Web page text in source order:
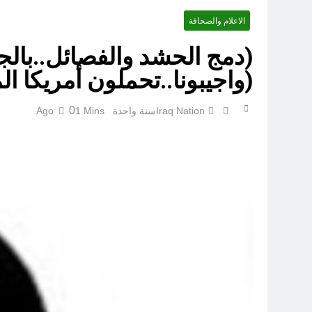
الاعلام والصحافة
(دمج الحشد
(واجيبونا..تحملون
Iraq Nationسنة واحدة Ago 01 Mins